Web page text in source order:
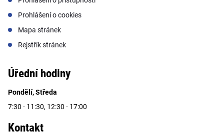
Prohlášení o cookies
Mapa stránek
Rejstřík stránek
Úřední hodiny
Pondělí, Středa
7:30 - 11:30, 12:30 - 17:00
Kontakt